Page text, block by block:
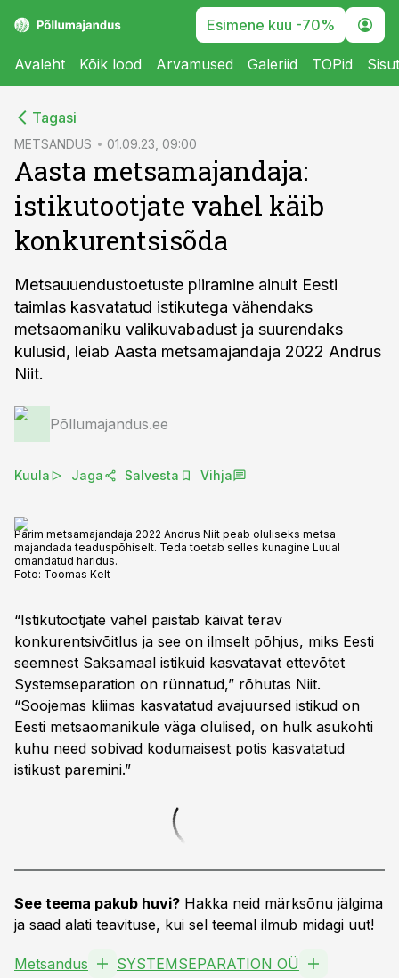
Esimene kuu -70%
Avaleht Kõik lood Arvamused Galeriid TOPid
Tagasi
METSANDUS 01.09.23, 09:00
Aasta metsamajandaja:
istikutootjate vahel käib
konkurentsisõda
Metsauuendustoetuste piiramine ainult Eesti
taimlas kasvatatud istikutega vähendaks
metsaomaniku valikuvabadust ja suurendaks
kulusid, leiab Aasta metsamajandaja 2022 Andrus
Niit.
Põllumajandus.ee
Kuula Jaga Salvesta Vihja
Parim metsamajandaja 2022 Andrus Niit peab oluliseks metsa
majandada teaduspõhiselt. Teda toetab selles kunagine Luual
omandatud haridus.
Foto: Toomas Kelt
“Istikutootjate vahel paistab käivat terav
konkurentsivõitlus ja see on ilmselt põhjus, miks Eesti
seemnest Saksamaal istikuid kasvatavat ettevõtet
Systemseparation on rünnatud,” rõhutas Niit.
“Soojemas kliimas kasvatatud avajuursed istikud on
Eesti metsaomanikule väga olulised, on hulk asukohti
kuhu need sobivad kodumaisest potis kasvatatud
istikust paremini.”
See teema pakub huvi? Hakka neid märksõnu jälgima
ja saad alati teavituse, kui sel teemal ilmub midagi uut!
Metsandus SYSTEMSEPARATION OÜ